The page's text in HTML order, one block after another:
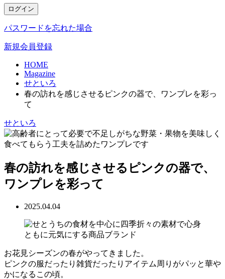
ログイン
パスワードを忘れた場合
新規会員登録
HOME
Magazine
せといろ
春の訪れを感じさせるピンクの器で、ワンプレを彩っ
て
せといろ
春の訪れを感じさせるピンクの器で、
ワンプレを彩って
2025.04.04
お花見シーズンの春がやってきました。
ピンクの服だったり雑貨だったりアイテム周りがパッと華や
かになるこの頃。